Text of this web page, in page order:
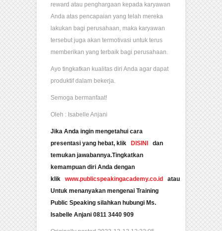
reward atau penghargaan kepada karyawan
Anda atas pencapaian yang telah mereka
lakukan bagi perusahaan, maka karyawan
tersebut juga akan termotivasi untuk terus
memberikan yang terbaik bagi perusahaan.
Ayo tingkatkan kualitas diri Anda agar dapat
produktif dalam bekerja.
Semoga bermanfaat!
Oleh : Isabelle Anjani
Jika Anda ingin mengetahui cara
presentasi yang hebat, klik
DISINI
dan
temukan jawabannya.Tingkatkan
kemampuan diri Anda dengan
klik www.publicspeakingacademy.co.id
atau
Untuk menanyakan mengenai Training
Public Speaking silahkan hubungi Ms.
Isabelle Anjani 0811 3440 909